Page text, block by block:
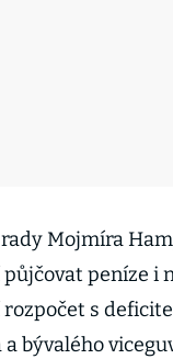
Mojmíra
peníze i
rozpočet s
bývalého